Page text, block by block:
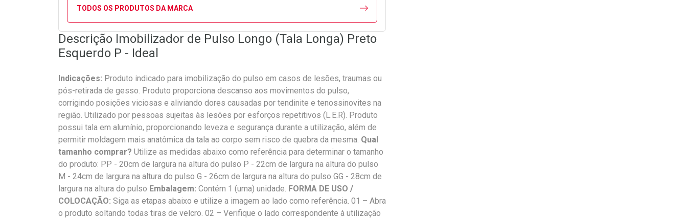
TODOS OS PRODUTOS DA MARCA
Descrição Imobilizador de Pulso Longo (Tala Longa) Preto
Esquerdo P - Ideal
Indicações: Produto indicado para imobilização do pulso em casos de lesões, traumas ou
pós-retirada de gesso. Produto proporciona descanso aos movimentos do pulso,
corrigindo posições viciosas e aliviando dores causadas por tendinite e tenossinovites na
região. Utilizado por pessoas sujeitas às lesões por esforços repetitivos (L.E.R). Produto
possui tala em alumínio, proporcionando leveza e segurança durante a utilização, além de
permitir moldagem mais anatômica da tala ao corpo sem risco de quebra da mesma. Qual
tamanho comprar? Utilize as medidas abaixo como referência para determinar o tamanho
do produto: PP - 20cm de largura na altura do pulso P - 22cm de largura na altura do pulso
M - 24cm de largura na altura do pulso G - 26cm de largura na altura do pulso GG - 28cm de
largura na altura do pulso Embalagem: Contém 1 (uma) unidade. FORMA DE USO /
COLOCAÇÃO: Siga as etapas abaixo e utilize a imagem ao lado como referência. 01 – Abra
o produto soltando todas tiras de velcro. 02 – Verifique o lado correspondente à utilização